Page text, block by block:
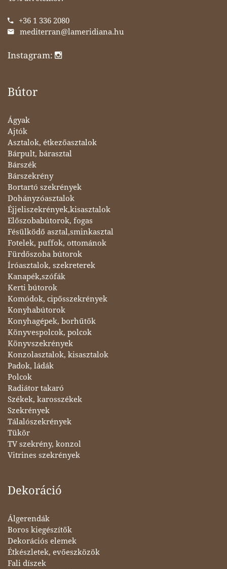
+36 1 336 2080
mediterran@lameridiana.hu
Instagram:
Bútor
Ágyak
Ajtók
Asztalok, étkezőasztalok
Bárpult, bárasztal
Bárszék
Bárszekrény
Bortartó szekrények
Dohányzóasztalok
Éjjeliszekrények,kisasztalok
Előszobabútorok, fogas
Fésülködő asztal,sminkasztal
Fotelek, puffok, ottománok
Fürdőszoba bútorok
Íróasztalok, szekreterek
Kanapék,szófák
Kerti bútorok
Komódok, cipősszekrények
Konyhabútorok
Konyhagépek, borhűtők
Könyvespolcok, polcok
Könyvszekrények
Konzolasztalok, kisasztalok
Padok, ládák
Polcok
Radiátor takaró
Székek, karosszékek
Szekrények
Tálalószekrények
Tükör
TV szekrény, konzol
Vitrines szekrények
Dekoráció
Álgerendák
Boros kiegészítők
Dekorációs elemek
Étkészletek, evőeszközök
Fali díszek